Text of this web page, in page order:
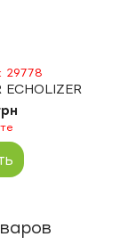
29778
ECHOLIZER